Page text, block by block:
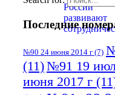
Последние
№90 24 июня 2014 г (7)
(11)№91 19
июня 2017 г